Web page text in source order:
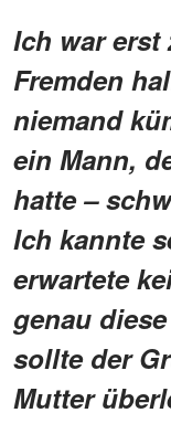
Ich war
Fremden
niemand
ein Mann,
hatte –
Ich kannte
erwartete
genau
sollte der
Mutter